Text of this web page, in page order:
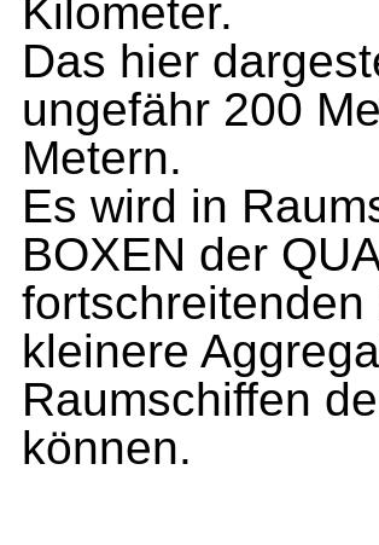
Kilometer.
Das hier
ungefähr 200
Metern.
Es wird in
BOXEN der
kleinere
Raumschiffen
können.